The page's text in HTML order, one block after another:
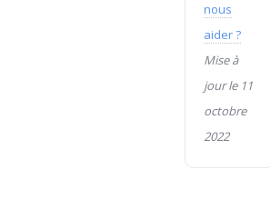
nous
aider ?
Mise à
jour le 11
octobre
2022